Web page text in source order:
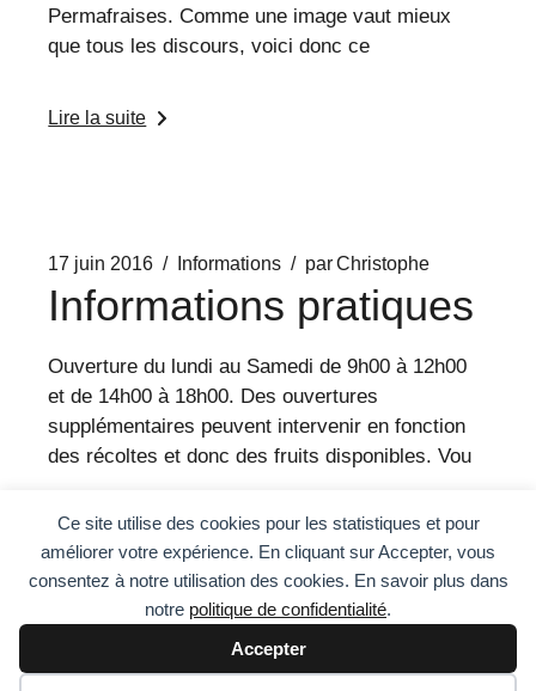
Ce site utilise des cookies pour les statistiques et pour
améliorer votre expérience. En cliquant sur Accepter, vous
consentez à notre utilisation des cookies. En savoir plus dans
notre politique de confidentialité.
Accepter
Permafraises. Comme une image vaut mieux
que tous les discours, voici donc ce
Lire la suite
17 juin 2016 Informations parChristophe
Informations pratiques
Ouverture du lundi au Samedi de 9h00 à 12h00
et de 14h00 à 18h00. Des ouvertures
supplémentaires peuvent intervenir en fonction
des récoltes et donc des fruits disponibles. Vou
Lire la suite